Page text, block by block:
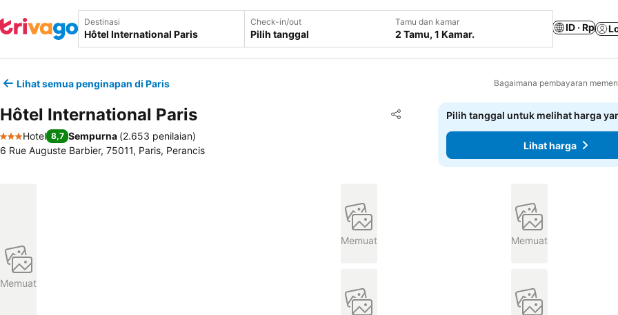
Destinasi Check-in/out
Pilih tanggal
Tamu dan kamar
2 Tamu, 1 Kamar.
ID · Rp
Lihat semua penginapan di Paris Bagaimana pembayaran
Hôtel International Paris Bagikan
Tambahkan ke favorit
3 Bintang
Hotel 8,7 Sempurna (2.653 penilaian)
6 Rue Auguste Barbier, 75011, Paris, Perancis
Pilih tanggal untuk melihat harga
Lihat harga
Memuat
Memuat Memuat